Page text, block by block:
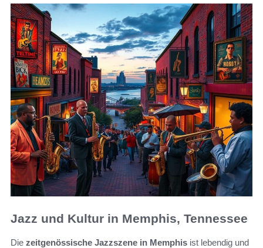
Jazz und Kultur in Memphis, Tennessee
Die zeitgenössische Jazzszene in Memphis ist lebendig und